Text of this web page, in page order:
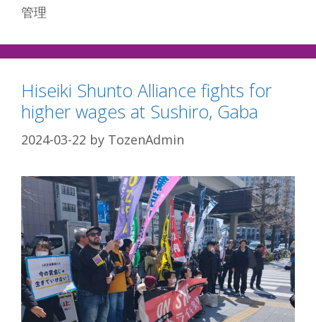
管理
Hiseiki Shunto Alliance fights for
higher wages at Sushiro, Gaba
2024-03-22 by TozenAdmin